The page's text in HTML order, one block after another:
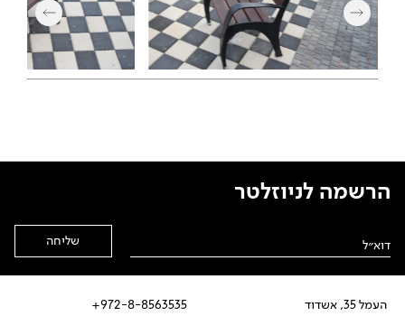
העמל 35, אשדוד 972-8-8563535+
הרשמה לניוזלטר